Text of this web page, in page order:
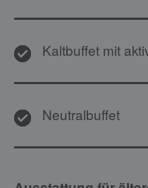
Kaltbuffet mit
Neutralbuffet